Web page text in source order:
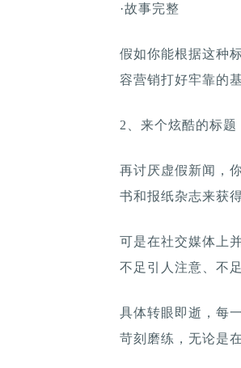
·故事完整
假如你能根据这种
容营销打好牢靠的基
2、来个炫酷的标题
再讨厌虚假新闻，
书和报纸杂志来获
可是在社交媒体上
不足引人注意、不
具体转眼即逝，每
苛刻磨练，无论是